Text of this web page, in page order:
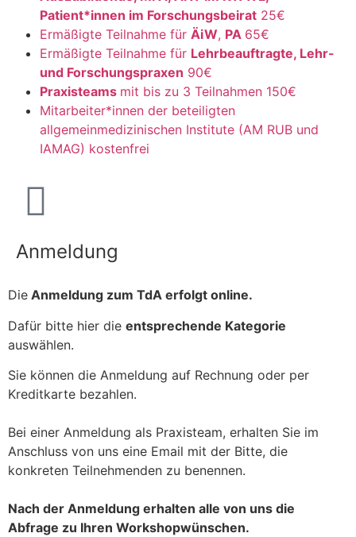
Patient*innen im Forschungsbeirat 25€
Ermäßigte Teilnahme für ÄiW, PA 65€
Ermäßigte Teilnahme für Lehrbeauftragte, Lehr-
und Forschungspraxen 90€
Praxisteams mit bis zu 3 Teilnahmen 150€
Mitarbeiter*innen der beteiligten
allgemeinmedizinischen Institute (AM RUB und
IAMAG) kostenfrei
Anmeldung
Die Anmeldung zum TdA erfolgt online.
Dafür bitte hier die entsprechende Kategorie
auswählen.
Sie können die Anmeldung auf Rechnung oder per
Kreditkarte bezahlen.
Bei einer Anmeldung als Praxisteam, erhalten Sie im
Anschluss von uns eine Email mit der Bitte, die
konkreten Teilnehmenden zu benennen.
Nach der Anmeldung erhalten alle von uns die
Abfrage zu Ihren Workshopwünschen.